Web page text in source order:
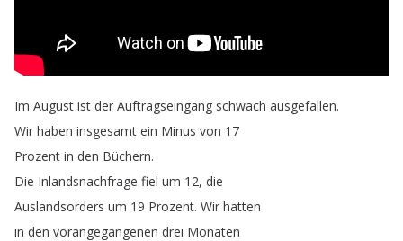
Im August ist der Auftragseingang schwach ausgefallen.
Wir haben insgesamt ein Minus von 17
Prozent in den Büchern.
Die Inlandsnachfrage fiel um 12, die
Auslandsorders um 19 Prozent. Wir hatten
in den vorangegangenen drei Monaten